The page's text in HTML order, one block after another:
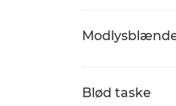
Blød taske